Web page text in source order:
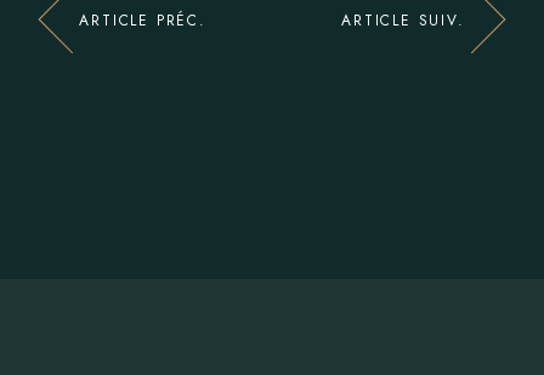
ARTICLE PRÉC. ARTICLE SUIV.